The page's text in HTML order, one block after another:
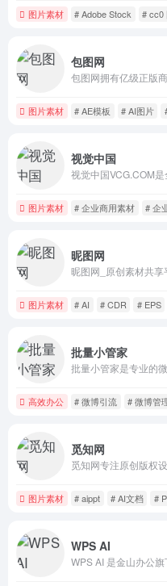
图片素材 # Adobe Stock # cc0
包图网
图片素材 # AE模板 # AI图片
视觉中国
图片素材 # 企业商用素材 # 企
昵图网
图片素材 # AI # CDR # EPS
批量小管家
高效办公 # 微博引流 # 微博管
觅知网
图片素材 # aippt # AI文档 #
WPS AI